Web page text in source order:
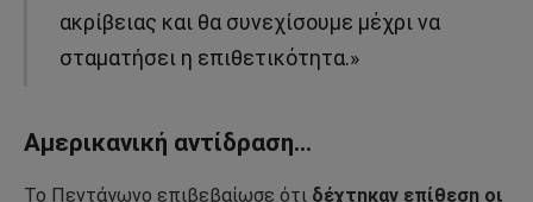
ακρίβειας και θα συνεχίσουμε μέχρι να
σταματήσει η επιθετικότητα.»
Αμερικανική αντίδραση…
Το Πεντάγωνο επιβεβαίωσε ότι δέχτηκαν επίθεση οι